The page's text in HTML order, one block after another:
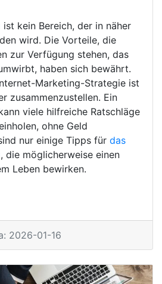
ist kein Bereich, der in näher
wird. Die Vorteile, die
zur Verfügung stehen, das
haben sich bewährt.
Marketing-Strategie ist
zusammenzustellen. Ein
viele hilfreiche Ratschläge
ohne Geld
nur einige Tipps für das
, die möglicherweise einen
Leben bewirken.
2026-01-16